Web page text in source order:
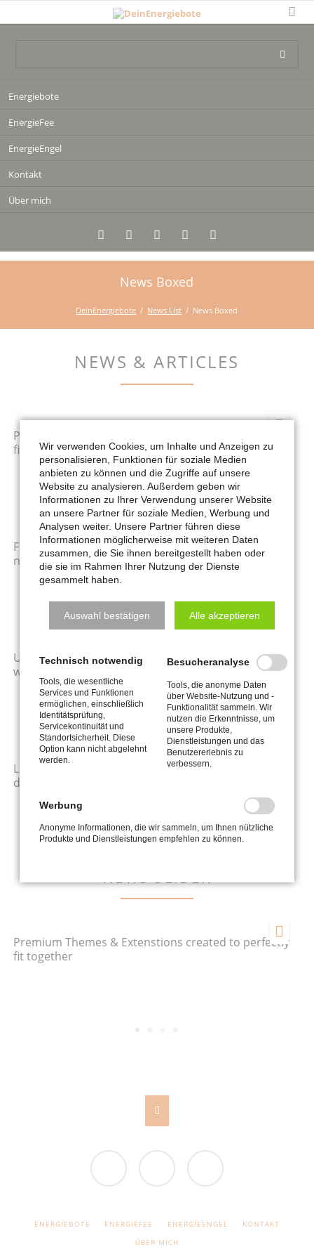
Navigation
überspringen
Energiebote
EnergieFee
EnergieEngel
Kontakt
Über mich
LinkedInGoogle+Facebook
News Boxed
DeinEnergiebote News List News Boxed
NEWS & ARTICLES
28.11.2021
Premium Themes & Extenstions created to perfectly
fit together
RockSolid Themes and Extensions are made to work. We release fast,
regular updates to ensure you can always rely on our foundation of
lovingly designed themes and solid extensions.
05.05.2017
Fully Responsive, Retina Ready and made to fit your
needs
Discover how RockSolid Themes and Extensions can completely
Use the Theme Assistant to create individual designs
without coding
Easily change the fonts, colors and backgrounds with the click of a
button and without touching a single line of code. Make your theme
your own unique website, for a fraction of the price.
03.03.2015
Lovingly hand-coded, fast, reliable and always up-to-
date
Get regular free updates and improvements for your theme. Since
we use the Contao Extension Repository for all our plugins updating
to the latest version is a matter of seconds.
NEWS SLIDER
Premium Themes & Extenstions created to perfectly
fit together
NAVIGATION
ENERGIEBOTE ENERGIEFEE ENERGIEENGEL
KONTAKT
ÜBER MICH
Wir verwenden Cookies, um Inhalte und Anzeigen zu
personalisieren, Funktionen für soziale Medien
anbieten zu können und die Zugriffe auf unsere
Website zu analysieren. Außerdem geben wir
Informationen zu Ihrer Verwendung unserer Website
an unsere Partner für soziale Medien, Werbung und
Analysen weiter. Unsere Partner führen diese
Informationen möglicherweise mit weiteren Daten
zusammen, die Sie ihnen bereitgestellt haben oder
die sie im Rahmen Ihrer Nutzung der Dienste
gesammelt haben.
Auswahl bestätigen Alle akzeptieren
Technisch notwendig
Tools, die wesentliche
Services und Funktionen
ermöglichen, einschließlich
Identitätsprüfung,
Servicekontinuität und
Standortsicherheit. Diese
Option kann nicht abgelehnt
werden.
Besucheranalyse
Tools, die anonyme Daten
über Website-Nutzung und -
Funktionalität sammeln. Wir
nutzen die Erkenntnisse, um
unsere Produkte,
Dienstleistungen und das
Benutzererlebnis zu
verbessern.
Werbung
Anonyme Informationen, die wir sammeln, um Ihnen nützliche
Produkte und Dienstleistungen empfehlen zu können.